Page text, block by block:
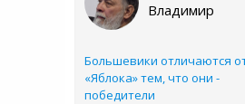
Владимир
Большевики отличаются
«Яблока» тем, что они -
победители